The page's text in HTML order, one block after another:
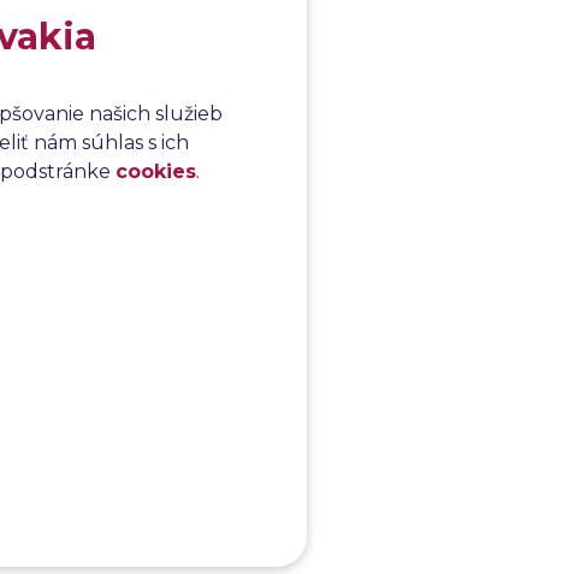
dokumentov s cieľom
našich služieb
nám súhlas s ich
cookies.